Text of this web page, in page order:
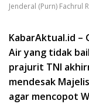
Jenderal (Purn) Fachrul
KabarAktual.id –
Air yang tidak
prajurit TNI
mendesak
agar mencopot